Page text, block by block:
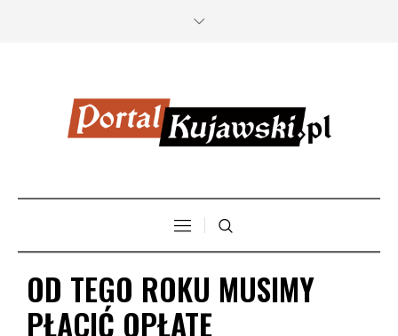
OD TEGO ROKU MUSIMY
PŁACIĆ OPŁATĘ